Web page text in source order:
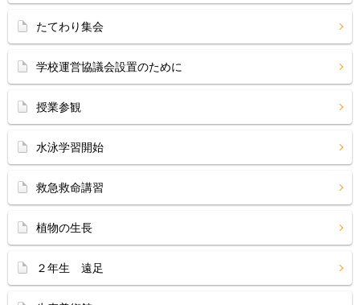
たてわり集会
学校運営協議会設置のために
授業参観
水泳学習開始
救急救命講習
植物の生長
２年生 遠足